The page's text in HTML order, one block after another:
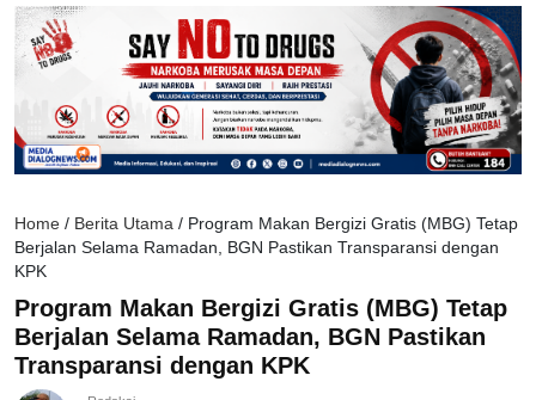
Home / Berita Utama / Program Makan Bergizi Gratis (MBG) Tetap
Berjalan Selama Ramadan, BGN Pastikan Transparansi dengan
KPK
Program Makan Bergizi Gratis (MBG) Tetap
Berjalan Selama Ramadan, BGN Pastikan
Transparansi dengan KPK